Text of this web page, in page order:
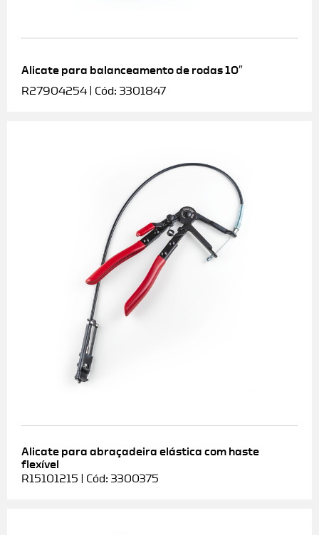
Alicate para balanceamento de rodas 10″
R27904254 | Cód: 3301847
Alicate para abraçadeira elástica com haste
flexível
R15101215 | Cód: 3300375